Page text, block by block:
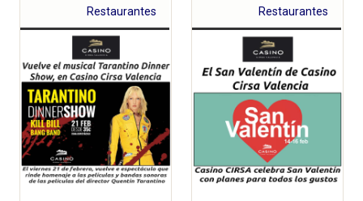
Restaurantes Restaurantes